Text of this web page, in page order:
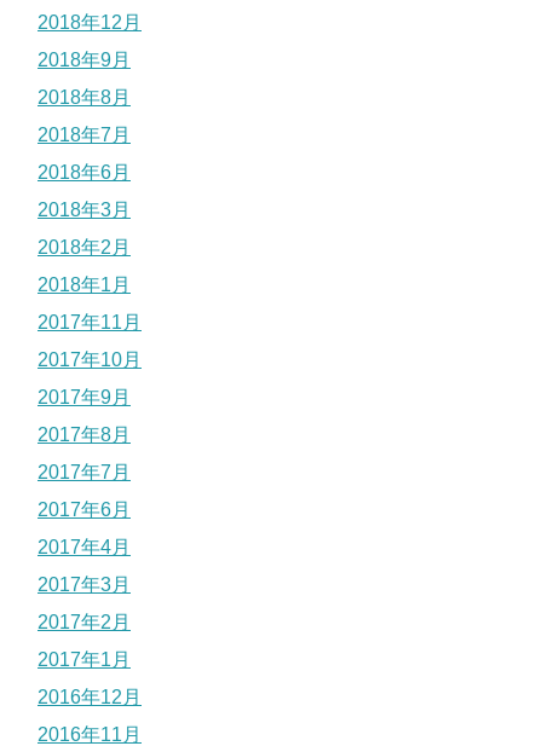
2018年12月
2018年9月
2018年8月
2018年7月
2018年6月
2018年3月
2018年2月
2018年1月
2017年11月
2017年10月
2017年9月
2017年8月
2017年7月
2017年6月
2017年4月
2017年3月
2017年2月
2017年1月
2016年12月
2016年11月